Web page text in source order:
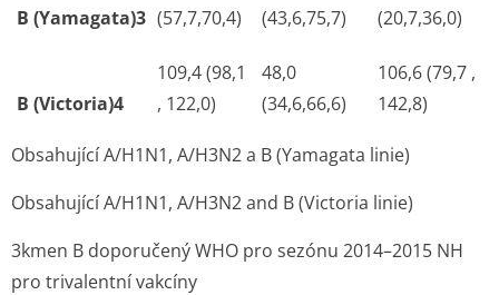
B (Yamagata)3 (57,7,70,4)
(43,6,75,7)
(20,7,36,0)
B (Victoria)4
109,4 (98,1
, 122,0)
48,0
(34,6,66,6)
106,6 (79,7 ,
142,8)
Obsahující A/H1N1, A/H3N2 a B (Yamagata linie)
Obsahující A/H1N1, A/H3N2 and B (Victoria linie)
3kmen B doporučený WHO pro sezónu 2014–2015 NH
pro trivalentní vakcíny